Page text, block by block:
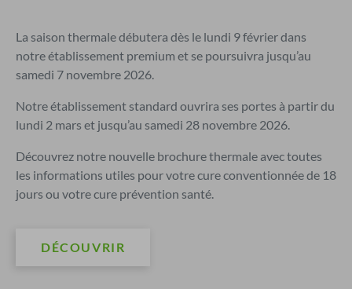
La saison thermale débutera dès le lundi 9 février dans
notre établissement premium et se poursuivra jusqu’au
samedi 7 novembre 2026.
Notre établissement standard ouvrira ses portes à partir du
lundi 2 mars et jusqu’au samedi 28 novembre 2026.
Découvrez notre nouvelle brochure thermale avec toutes
les informations utiles pour votre cure conventionnée de 18
jours ou votre cure prévention santé.
DÉCOUVRIR